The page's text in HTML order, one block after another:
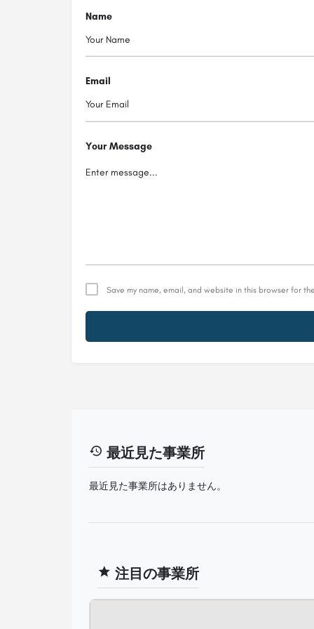
Name
Email
Your Message
Save my name, email, and website in this browser for
最近見た事業所
最近見た事業所はありません。
注目の事業所